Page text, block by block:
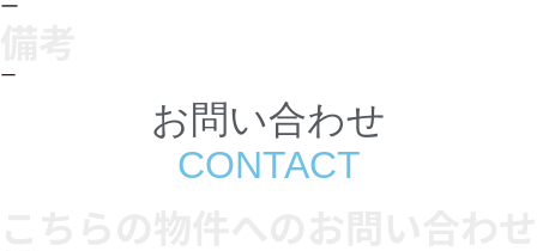
ー
ー
お問い合わせ
CONTACT